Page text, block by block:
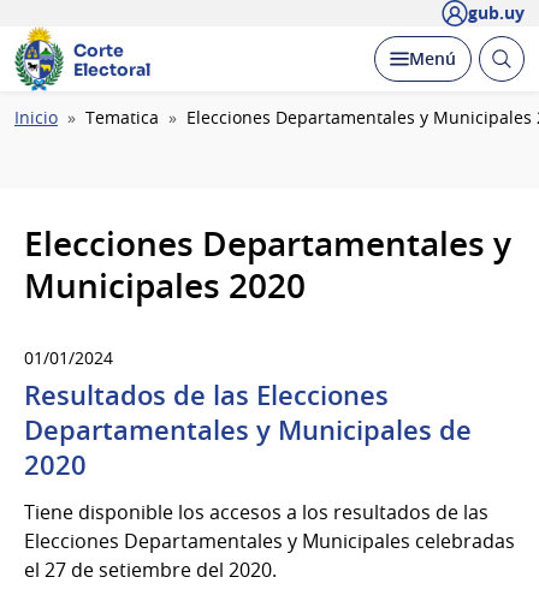
gub.uy
Corte
Electoral
Desplegar
Menú Abrir
Ruta
Inicio Tematica Elecciones Departamentales y Municipales
Elecciones Departamentales y
Municipales 2020
01/01/2024
Resultados de las Elecciones
Departamentales y Municipales de
2020
Tiene disponible los accesos a los resultados de las
Elecciones Departamentales y Municipales celebradas
el 27 de setiembre del 2020.